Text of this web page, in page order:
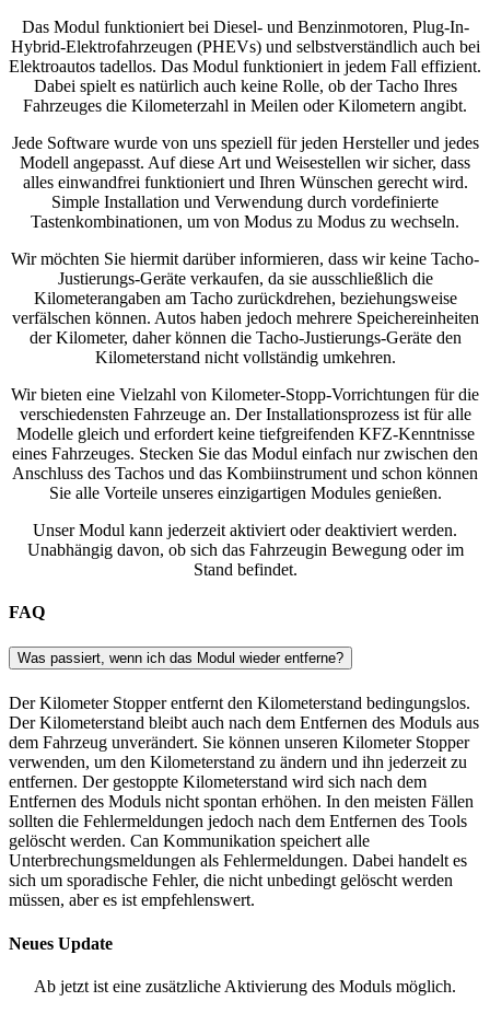
Das Modul funktioniert bei Diesel- und Benzinmotoren, Plug-In-
Hybrid-Elektrofahrzeugen (PHEVs) und selbstverständlich auch bei
Elektroautos tadellos. Das Modul funktioniert in jedem Fall effizient.
Dabei spielt es natürlich auch keine Rolle, ob der Tacho Ihres
Fahrzeuges die Kilometerzahl in Meilen oder Kilometern angibt.
Jede Software wurde von uns speziell für jeden Hersteller und jedes
Modell angepasst. Auf diese Art und Weisestellen wir sicher, dass
alles einwandfrei funktioniert und Ihren Wünschen gerecht wird.
Simple Installation und Verwendung durch vordefinierte
Tastenkombinationen, um von Modus zu Modus zu wechseln.
Wir möchten Sie hiermit darüber informieren, dass wir keine Tacho-
Justierungs-Geräte verkaufen, da sie ausschließlich die
Kilometerangaben am Tacho zurückdrehen, beziehungsweise
verfälschen können. Autos haben jedoch mehrere Speichereinheiten
der Kilometer, daher können die Tacho-Justierungs-Geräte den
Kilometerstand nicht vollständig umkehren.
Wir bieten eine Vielzahl von Kilometer-Stopp-Vorrichtungen für die
verschiedensten Fahrzeuge an. Der Installationsprozess ist für alle
Modelle gleich und erfordert keine tiefgreifenden KFZ-Kenntnisse
eines Fahrzeuges. Stecken Sie das Modul einfach nur zwischen den
Anschluss des Tachos und das Kombiinstrument und schon können
Sie alle Vorteile unseres einzigartigen Modules genießen.
Unser Modul kann jederzeit aktiviert oder deaktiviert werden.
Unabhängig davon, ob sich das Fahrzeugin Bewegung oder im
Stand befindet.
FAQ
Was passiert, wenn ich das Modul wieder entferne?
Der Kilometer Stopper entfernt den Kilometerstand bedingungslos.
Der Kilometerstand bleibt auch nach dem Entfernen des Moduls aus
dem Fahrzeug unverändert. Sie können unseren Kilometer Stopper
verwenden, um den Kilometerstand zu ändern und ihn jederzeit zu
entfernen. Der gestoppte Kilometerstand wird sich nach dem
Entfernen des Moduls nicht spontan erhöhen. In den meisten Fällen
sollten die Fehlermeldungen jedoch nach dem Entfernen des Tools
gelöscht werden. Can Kommunikation speichert alle
Unterbrechungsmeldungen als Fehlermeldungen. Dabei handelt es
sich um sporadische Fehler, die nicht unbedingt gelöscht werden
müssen, aber es ist empfehlenswert.
Neues Update
Ab jetzt ist eine zusätzliche Aktivierung des Moduls möglich.